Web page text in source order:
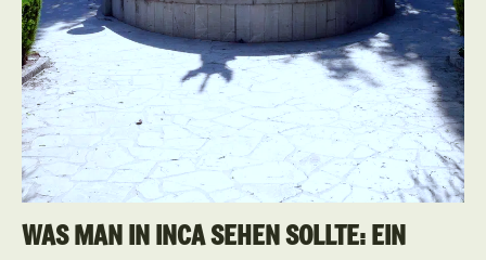
WAS MAN IN INCA SEHEN SOLLTE: EIN